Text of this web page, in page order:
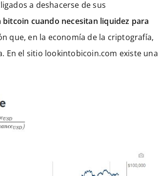
a deshacerse de sus
cuando necesitan liquidez para
que, en la economía de la criptografía,
En el sitio lookintobicoin.com existe una